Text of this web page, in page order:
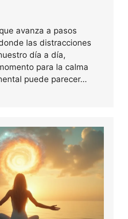
avanza a pasos
las distracciones
día a día,
para la calma
puede parecer…